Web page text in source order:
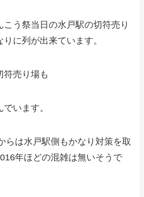
こう祭当日の水戸駅の切符売り
に列が出来ています。
符売り場も
います。
らは水戸駅側もかなり対策を取
年ほどの混雑は無いそうで